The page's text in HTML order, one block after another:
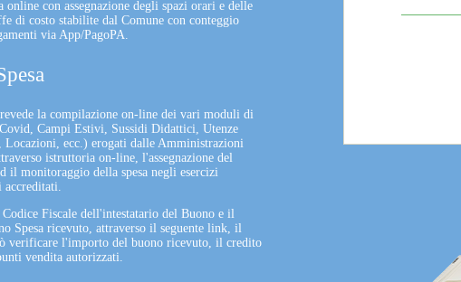
online con assegnazione degli spazi orari e delle
di costo stabilite dal Comune con conteggio
via App/PagoPA.
la compilazione on-line dei vari moduli di
Campi Estivi, Sussidi Didattici, Utenze
Locazioni, ecc.) erogati dalle Amministrazioni
istruttoria on-line, l'assegnazione del
il monitoraggio della spesa negli esercizi
Fiscale dell'intestatario del Buono e il
Spesa ricevuto, attraverso il seguente link, il
verificare l'importo del buono ricevuto, il credito
vendita autorizzati.